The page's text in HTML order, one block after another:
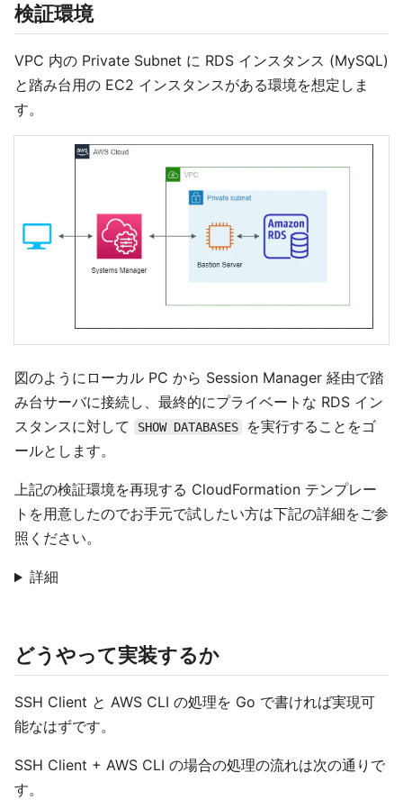
検証環境
VPC 内の Private Subnet に RDS インスタンス (MySQL)
と踏み台用の EC2 インスタンスがある環境を想定しま
す。
図のようにローカル PC から Session Manager 経由で踏
み台サーバに接続し、最終的にプライベートな RDS イン
スタンスに対して
SHOW DATABASES
を実行することをゴ
ールとします。
上記の検証環境を再現する CloudFormation テンプレー
トを用意したのでお手元で試したい方は下記の詳細をご参
照ください。
詳細
どうやって実装するか
SSH Client と AWS CLI の処理を Go で書ければ実現可
能なはずです。
SSH Client + AWS CLI の場合の処理の流れは次の通りで
す。